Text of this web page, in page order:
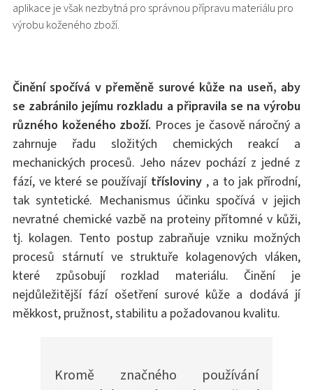
aplikace je však nezbytná pro správnou přípravu materiálu pro
výrobu koženého zboží.
Činění spočívá v přeměně surové kůže na useň, aby
se zabránilo jejímu rozkladu a připravila se na výrobu
různého koženého zboží. Proces je časově náročný a
zahrnuje řadu složitých chemických reakcí a
mechanických procesů. Jeho název pochází z jedné z
fází, ve které se používají třísloviny , a to jak přírodní,
tak syntetické. Mechanismus účinku spočívá v jejich
nevratné chemické vazbě na proteiny přítomné v kůži,
tj. kolagen. Tento postup zabraňuje vzniku možných
procesů stárnutí ve struktuře kolagenových vláken,
které způsobují rozklad materiálu. Činění je
nejdůležitější fází ošetření surové kůže a dodává jí
měkkost, pružnost, stabilitu a požadovanou kvalitu.
Kromě značného používání